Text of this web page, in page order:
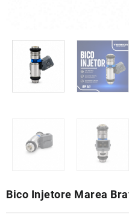
Bico Injetore Marea